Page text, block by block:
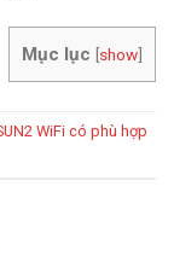
Mục lục [show]
WiFi có phù hợp